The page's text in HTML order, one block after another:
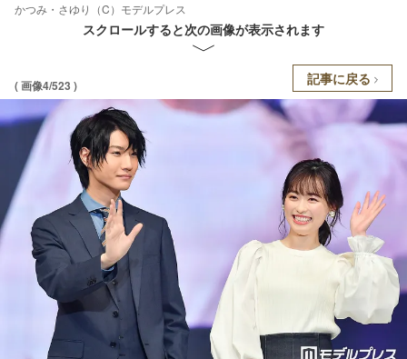
かつみ・さゆり（C）モデルプレス
スクロールすると次の画像が表示されます
( 画像4/523 ) 記事に戻る